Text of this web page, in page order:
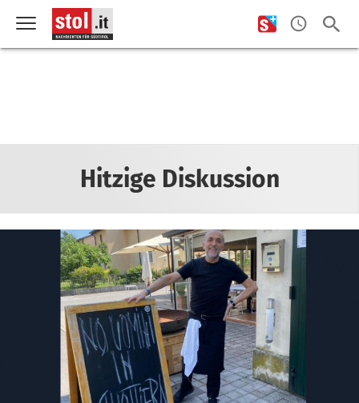
Hitzige Diskussion